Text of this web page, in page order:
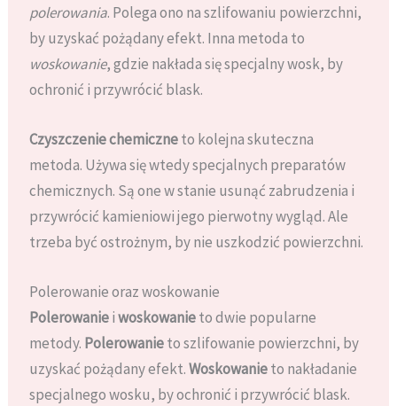
polerowania. Polega ono na szlifowaniu powierzchni,
by uzyskać pożądany efekt. Inna metoda to
woskowanie, gdzie nakłada się specjalny wosk, by
ochronić i przywrócić blask.
Czyszczenie chemiczneto kolejna skuteczna
metoda. Używa się wtedy specjalnych preparatów
chemicznych. Są one w stanie usunąć zabrudzenia i
przywrócić kamieniowi jego pierwotny wygląd. Ale
trzeba być ostrożnym, by nie uszkodzić powierzchni.
Polerowanie oraz woskowanie
Polerowanieiwoskowanieto dwie popularne
metody. Polerowanieto szlifowanie powierzchni, by
uzyskać pożądany efekt.Woskowanieto nakładanie
specjalnego wosku, by ochronić i przywrócić blask.